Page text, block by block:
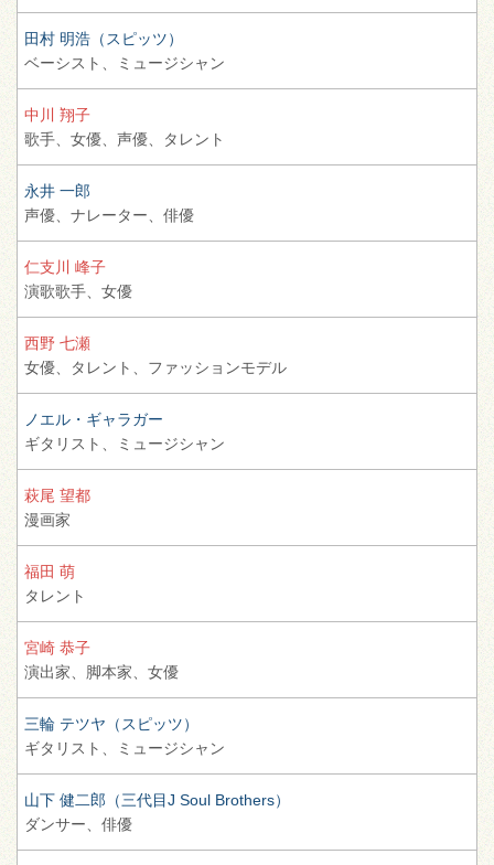
田村 明浩（スピッツ）
ベーシスト、
ミュージシャン
中川 翔子
歌手、 女優、 声優、 タレント
永井 一郎
声優、 ナレーター、 俳優
仁支川 峰子
演歌歌手、 女優
西野 七瀬
女優、
タレント、 ファッションモデル
ノエル・ギャラガー
ギタリスト、
ミュージシャン
萩尾 望都
漫画家
福田 萌
タレント
宮崎 恭子
演出家、
脚本家、 女優
三輪 テツヤ（スピッツ）
ギタリスト、
ミュージシャン
山下 健二郎（三代目J Soul Brothers）
ダンサー、 俳優